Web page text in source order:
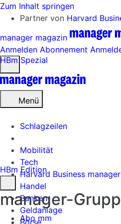
Zum Inhalt springen
Partner von Harvard
manager magazin
Anmelden Abonnement
Menü
öffnen
Menü
Schlagzeilen
Mobilität
Tech
Harvard Business manager
Handel
Banken
Geldanlage
Börse
HBm Spezial
HBm Edition
manager-
Abo mm